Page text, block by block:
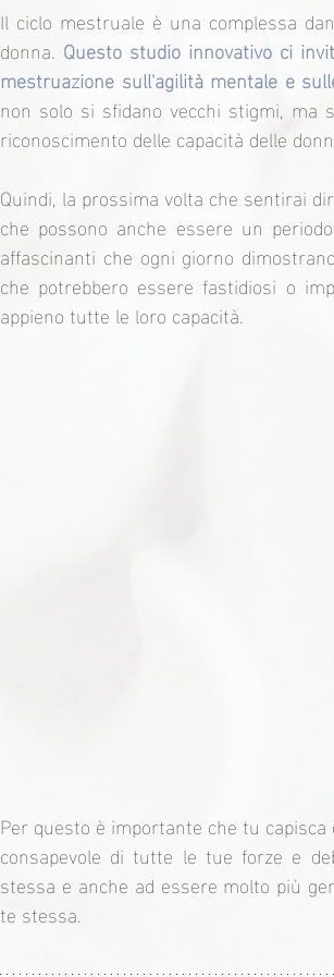
Il ciclo mestruale è una complessa
donna. Questo studio innovativo ci
mestruazione sull'agilità mentale e
non solo si sfidano vecchi stigmi, ma
riconoscimento delle capacità delle
Quindi, la prossima volta che sentirai
che possono anche essere un
affascinanti che ogni giorno
che potrebbero essere fastidiosi o
appieno tutte le loro capacità.
Per questo è importante che tu
consapevole di tutte le tue forze e
stessa e anche ad essere molto più
te stessa.